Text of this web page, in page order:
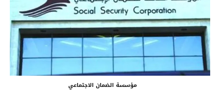
مؤسسة الضمان الاجتماعي